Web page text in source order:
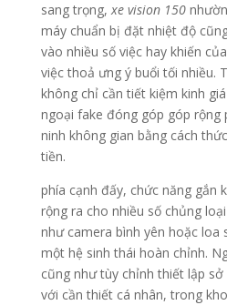
sang trọng,xe vision 150
máy chuẩn bị đặt nhiệt độ
vào nhiều số việc hay khiến
việc thoả ưng ý buổi tối nhiều.
không chỉ cần tiết kiệm kinh
ngoại fake đóng góp góp rộng
ninh không gian bằng cách
tiền.
phía cạnh đấy, chức năng gắn
rộng ra cho nhiều số chủng
như camera bình yên hoặc loa
một hệ sinh thái hoàn chỉnh.
cũng như tùy chỉnh thiết lập
với cần thiết cá nhân, trong